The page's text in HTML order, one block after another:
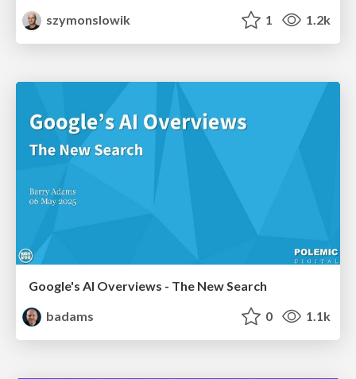
szymonslowik
1 1.2k
Google's AI Overviews - The New Search
badams
0 1.1k